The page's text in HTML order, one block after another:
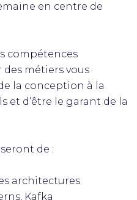
en centre de
compétences
métiers vous
la conception à la
et d’être le garant de la
de :
architectures
Kafka